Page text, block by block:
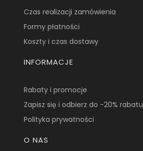
Czas realizacji zamówienia
Formy płatności
Koszty i czas dostawy
INFORMACJE
Rabaty i promocje
Zapisz się i odbierz do -20% rabatu
Polityka prywatności
O NAS